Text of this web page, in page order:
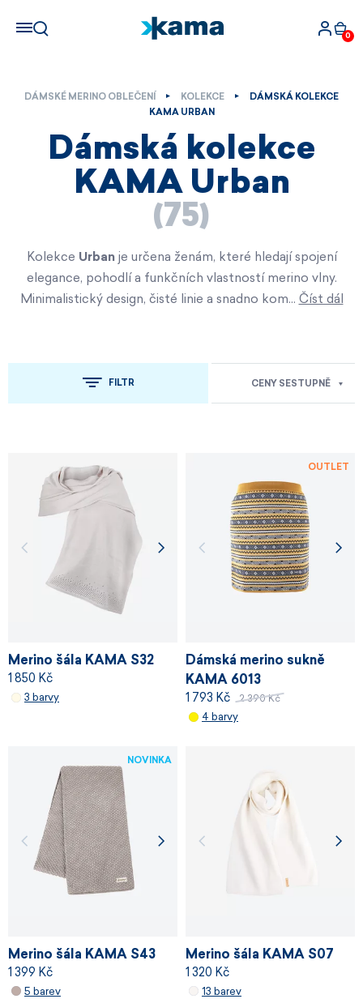
0
DÁMSKÉ MERINO OBLEČENÍ KOLEKCE
DÁMSKÁ KOLEKCE
KAMA URBAN
Dámská kolekce
KAMA Urban
(75)
Kolekce Urbanje určena ženám, které hledají spojení
elegance, pohodlí a funkčních vlastností merino vlny.
Minimalistický design, čisté linie a snadno kom… Číst dál
FILTR CENY SESTUPNĚ
Merino šála KAMA S32
1 850 Kč
3 barvy
Dámská merino sukně
KAMA 6013
1 793 Kč 2 390 Kč
4 barvy
OUTLET
Merino šála KAMA S43
1 399 Kč
5 barev
NOVINKA
Merino šála KAMA S07
1 320 Kč
13 barev